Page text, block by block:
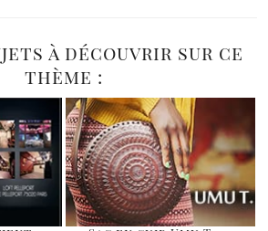
à découvrir sur ce
thème :